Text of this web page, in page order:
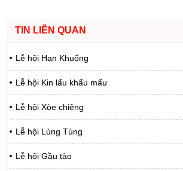
TIN LIÊN QUAN
Lễ hội Hạn Khuống
Lễ hội Kin lẩu khẩu mẩu
Lễ hội Xòe chiêng
Lễ hội Lùng Tùng
Lễ hội Gầu tào